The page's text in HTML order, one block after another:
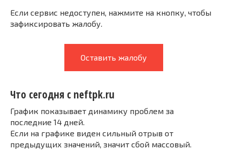
Если сервис недоступен, нажмите на кнопку, чтобы
зафиксировать жалобу.
Оставить жалобу
Что сегодня с neftpk.ru
График показывает динамику проблем за
последние 14 дней.
Если на графике виден сильный отрыв от
предыдущих значений, значит сбой массовый.